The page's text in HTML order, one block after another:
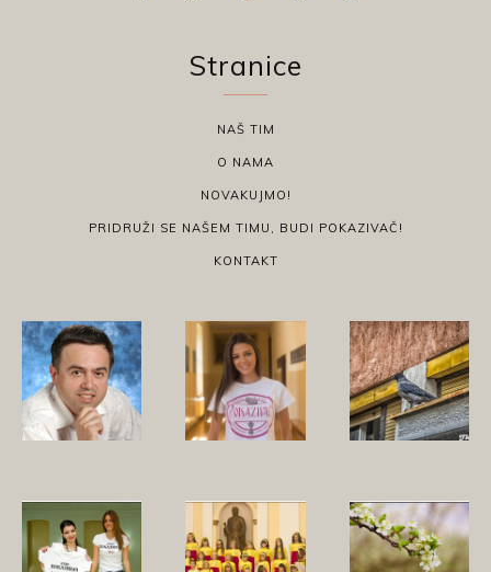
Stranice
NAŠ TIM
O NAMA
NOVAKUJMO!
PRIDRUŽI SE NAŠEM TIMU, BUDI POKAZIVAČ!
KONTAKT